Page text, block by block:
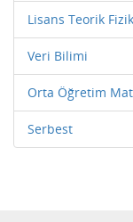
Lisans Teorik Fizik
Veri Bilimi
Orta Öğretim
Serbest